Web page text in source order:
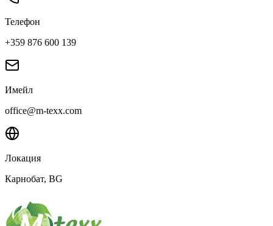
Телефон
+359 876 600 139
Имейл
office@m-texx.com
Локация
Карнобат, BG